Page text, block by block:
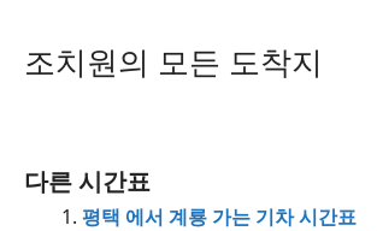
조치원의 모든 도착지
다른 시간표
평택 에서 계룡 가는 기차 시간표